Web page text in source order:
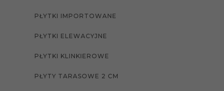
PŁYTKI IMPORTOWANE
PŁYTKI ELEWACYJNE
PŁYTKI KLINKIEROWE
PŁYTY TARASOWE 2 CM